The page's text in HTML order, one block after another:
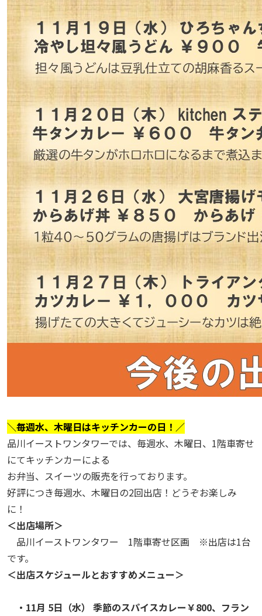
＼毎週水、木曜日はキッチンカーの日！／
品川イーストワンタワーでは、毎週水、木曜日、1階車寄せ
にてキッチンカーによる
お弁当、スイーツの販売を行っております。
好評につき毎週水、木曜日の2回出店！どうぞお楽しみ
に！
＜出店場所＞
品川イーストワンタワー 1階車寄せ区画 ※出店は1台
です。
＜出店スケジュールとおすすめメニュー＞
・11月 5日（水） 季節のスパイスカレー￥800、フラン